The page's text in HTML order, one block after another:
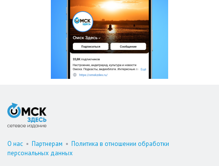
О нас • Партнерам • Политика в отношении обработки
персональных данных